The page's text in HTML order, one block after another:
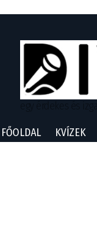
FŐOLDAL KVÍZEK